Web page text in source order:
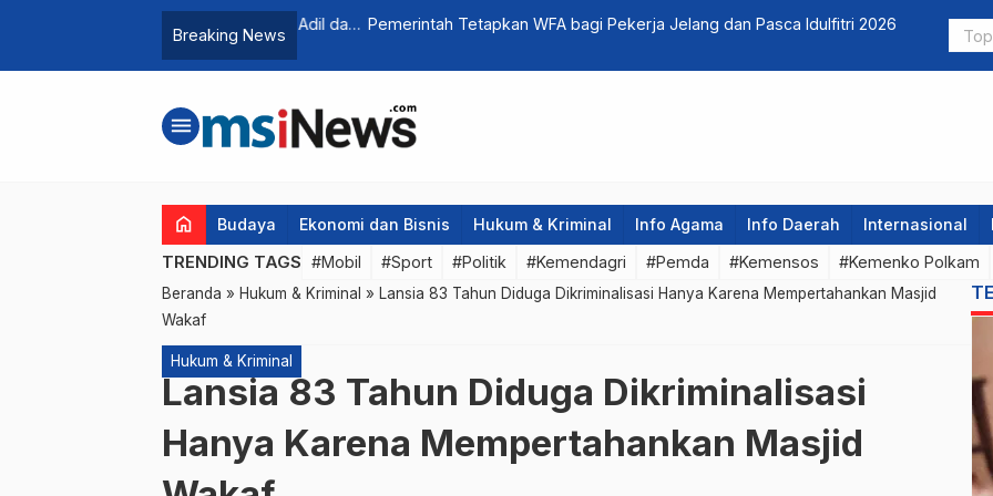
Breaking News
Pemerintah Tetapkan WFA bagi Pekerja Jelang dan Pasca Idulfitri 2026
Sekjend
Dengan
menu
home Budaya Ekonomi dan Bisnis Hukum & Kriminal Info Agama Info Daerah Internasional
TRENDING TAGS #Mobil #Sport #Politik #Kemendagri #Pemda #Kemensos #Kemenko Polkam
Beranda » Hukum & Kriminal » Lansia 83 Tahun Diduga Dikriminalisasi Hanya Karena Mempertahankan Masjid
Wakaf
Hukum & Kriminal
Lansia 83 Tahun Diduga Dikriminalisasi
Hanya Karena Mempertahankan Masjid